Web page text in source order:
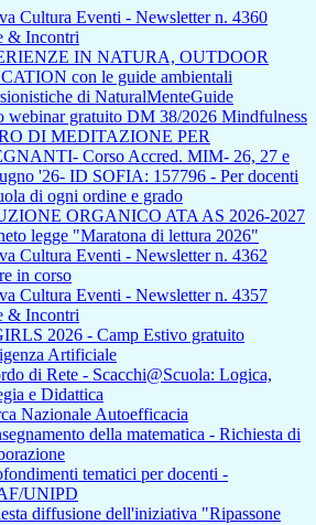
Cultura Eventi - Newsletter n. 4360
& Incontri
IN NATURA, OUTDOOR
con le guide ambientali
di NaturalMenteGuide
webinar gratuito DM 38/2026 Mindfulness
DI MEDITAZIONE PER
Corso Accred. MIM- 26, 27 e
'26- ID SOFIA: 157796 - Per docenti
di ogni ordine e grado
ORGANICO ATA AS 2026-2027
legge "Maratona di lettura 2026"
Cultura Eventi - Newsletter n. 4362
in corso
Cultura Eventi - Newsletter n. 4357
& Incontri
2026 - Camp Estivo gratuito
Artificiale
di Rete - Scacchi@Scuola: Logica,
e Didattica
Nazionale Autoefficacia
della matematica - Richiesta di
tematici per docenti -
UNIPD
diffusione dell'iniziativa "Ripassone